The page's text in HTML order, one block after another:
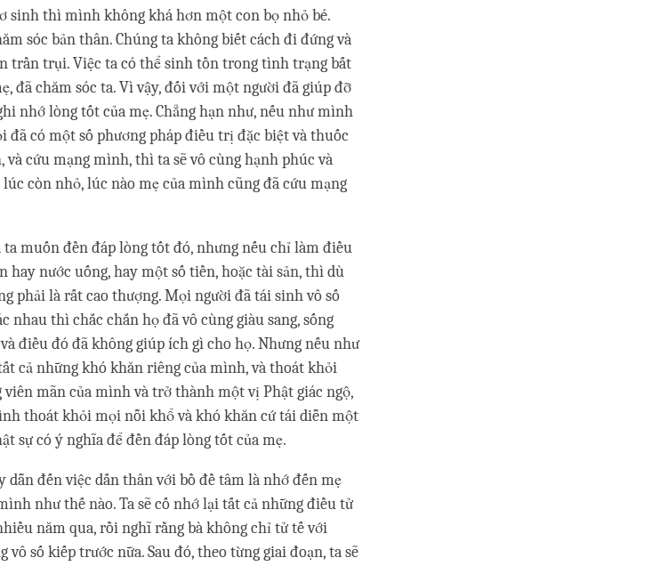
sinh thì mình không khá hơn một con bọ nhỏ bé.
sóc bản thân. Chúng ta không biết cách đi đứng và
trần trụi. Việc ta có thể sinh tồn trong tình trạng bất
đã chăm sóc ta. Vì vậy, đối với một người đã giúp đỡ
nhớ lòng tốt của mẹ. Chẳng hạn như, nếu như mình
đã có một số phương pháp điều trị đặc biệt và thuốc
cứu mạng mình, thì ta sẽ vô cùng hạnh phúc và
còn nhỏ, lúc nào mẹ của mình cũng đã cứu mạng
muốn đền đáp lòng tốt đó, nhưng nếu chỉ làm điều
hay nước uống, hay một số tiền, hoặc tài sản, thì dù
phải là rất cao thượng. Mọi người đã tái sinh vô số
nhau thì chắc chắn họ đã vô cùng giàu sang, sống
điều đó đã không giúp ích gì cho họ. Nhưng nếu như
cả những khó khăn riêng của mình, và thoát khỏi
mãn của mình và trở thành một vị Phật giác ngộ,
thoát khỏi mọi nỗi khổ và khó khăn cứ tái diễn một
sự có ý nghĩa để đền đáp lòng tốt của mẹ.
dẫn đến việc dấn thân với bồ đề tâm là nhớ đến mẹ
như thế nào. Ta sẽ cố nhớ lại tất cả những điều tử
năm qua, rồi nghĩ rằng bà không chỉ tử tế với
số kiếp trước nữa. Sau đó, theo từng giai đoạn, ta sẽ